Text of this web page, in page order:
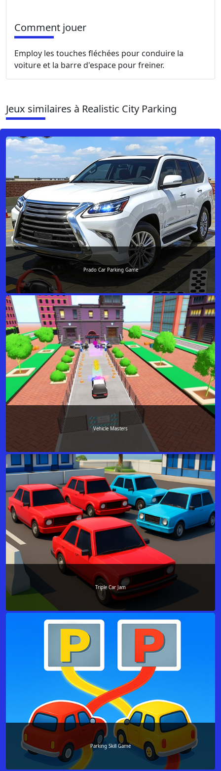
Comment jouer
Employ les touches fléchées pour conduire la
voiture et la barre d'espace pour freiner.
Jeux similaires à Realistic City Parking
Prado Car Parking Game
Vehicle Masters
Triple Car Jam
Parking Skill Game